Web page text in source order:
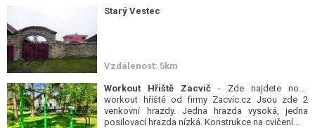
Starý Vestec
Vzdálenost: 5km
Workout Hřiště Zacvič - Zde najdete nové
workout hřiště od firmy Zacvic.cz Jsou zde 2
venkovní hrazdy. Jedna hrazda vysoká, jedna
posilovací hrazda nízká. Konstrukce na cvičení...